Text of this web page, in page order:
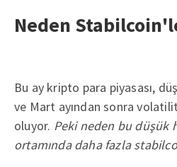
Neden
Bu ay kripto para piyasası,
ve Mart ayından sonra
oluyor. Peki neden bu
ortamında daha fazla